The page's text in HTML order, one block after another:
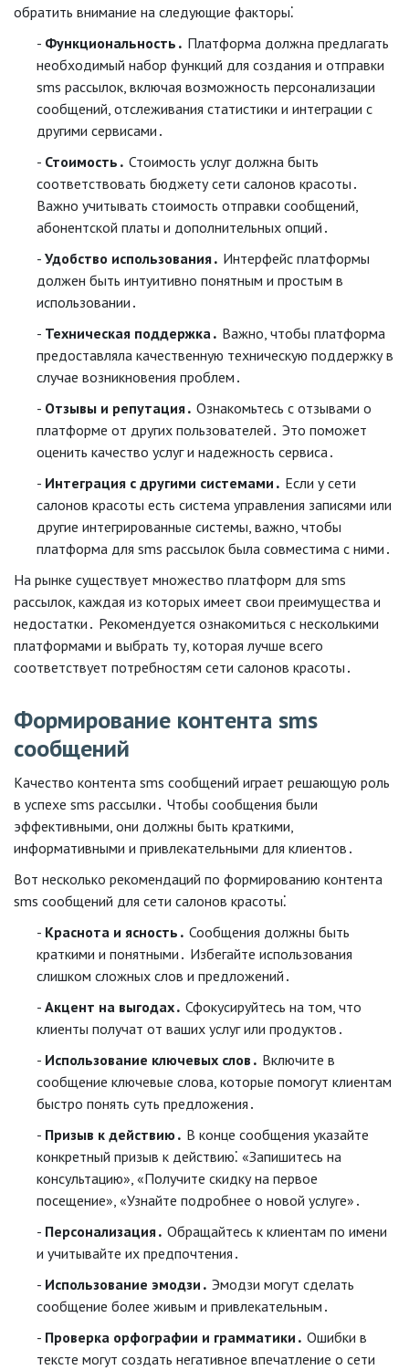
обратить внимание на следующие факторы⁚
Функциональность․ Платформа должна предлагать
необходимый набор функций для создания и отправки
sms рассылок, включая возможность персонализации
сообщений, отслеживания статистики и интеграции с
другими сервисами․
Стоимость․ Стоимость услуг должна быть
соответствовать бюджету сети салонов красоты․
Важно учитывать стоимость отправки сообщений,
абонентской платы и дополнительных опций․
Удобство использования․ Интерфейс платформы
должен быть интуитивно понятным и простым в
использовании․
Техническая поддержка․ Важно, чтобы платформа
предоставляла качественную техническую поддержку в
случае возникновения проблем․
Отзывы и репутация․ Ознакомьтесь с отзывами о
платформе от других пользователей․ Это поможет
оценить качество услуг и надежность сервиса․
Интеграция с другими системами․ Если у сети
салонов красоты есть система управления записями или
другие интегрированные системы, важно, чтобы
платформа для sms рассылок была совместима с ними․
На рынке существует множество платформ для sms
рассылок, каждая из которых имеет свои преимущества и
недостатки․ Рекомендуется ознакомиться с несколькими
платформами и выбрать ту, которая лучше всего
соответствует потребностям сети салонов красоты․
Формирование контента sms
сообщений
Качество контента sms сообщений играет решающую роль
в успехе sms рассылки․ Чтобы сообщения были
эффективными, они должны быть краткими,
информативными и привлекательными для клиентов․
Вот несколько рекомендаций по формированию контента
sms сообщений для сети салонов красоты⁚
Краснота и ясность․ Сообщения должны быть
краткими и понятными․ Избегайте использования
слишком сложных слов и предложений․
Акцент на выгодах․ Сфокусируйтесь на том, что
клиенты получат от ваших услуг или продуктов․
Использование ключевых слов․ Включите в
сообщение ключевые слова, которые помогут клиентам
быстро понять суть предложения․
Призыв к действию․ В конце сообщения указайте
конкретный призыв к действию⁚ «Запишитесь на
консультацию», «Получите скидку на первое
посещение», «Узнайте подробнее о новой услуге»․
Персонализация․ Обращайтесь к клиентам по имени
и учитывайте их предпочтения․
Использование эмодзи․ Эмодзи могут сделать
сообщение более живым и привлекательным․
Проверка орфографии и грамматики․ Ошибки в
тексте могут создать негативное впечатление о сети